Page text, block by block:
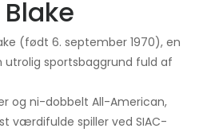
(født 6. september 1970), en
utrolig sportsbaggrund fuld af
og ni-dobbelt All-American,
værdifulde spiller ved SIAC-